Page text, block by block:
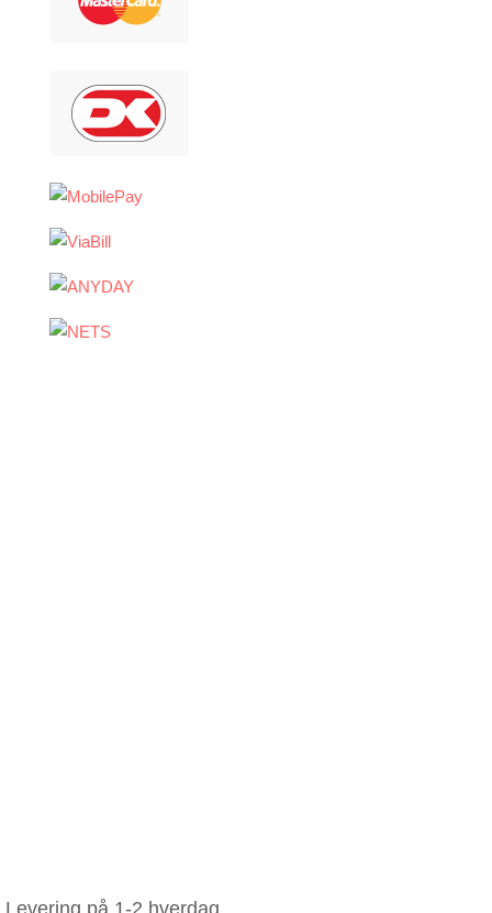
Levering på 1-2 hverdag